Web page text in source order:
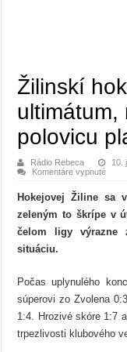
Žilinskí
polovicu
Rádio Rebeca 10.
Komentáre vypnuténa
dostali
môžu
prísť
o
Hokejovej Žiline sa
zeleným to škrípe v
čelom ligy výrazne
situáciu.
Počas uplynulého
súperovi zo Zvolena
1:4. Hrozivé skóre 1:7
trpezlivosti klubového